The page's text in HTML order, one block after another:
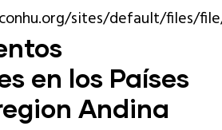
sites/default/files/
en los Países
Andina